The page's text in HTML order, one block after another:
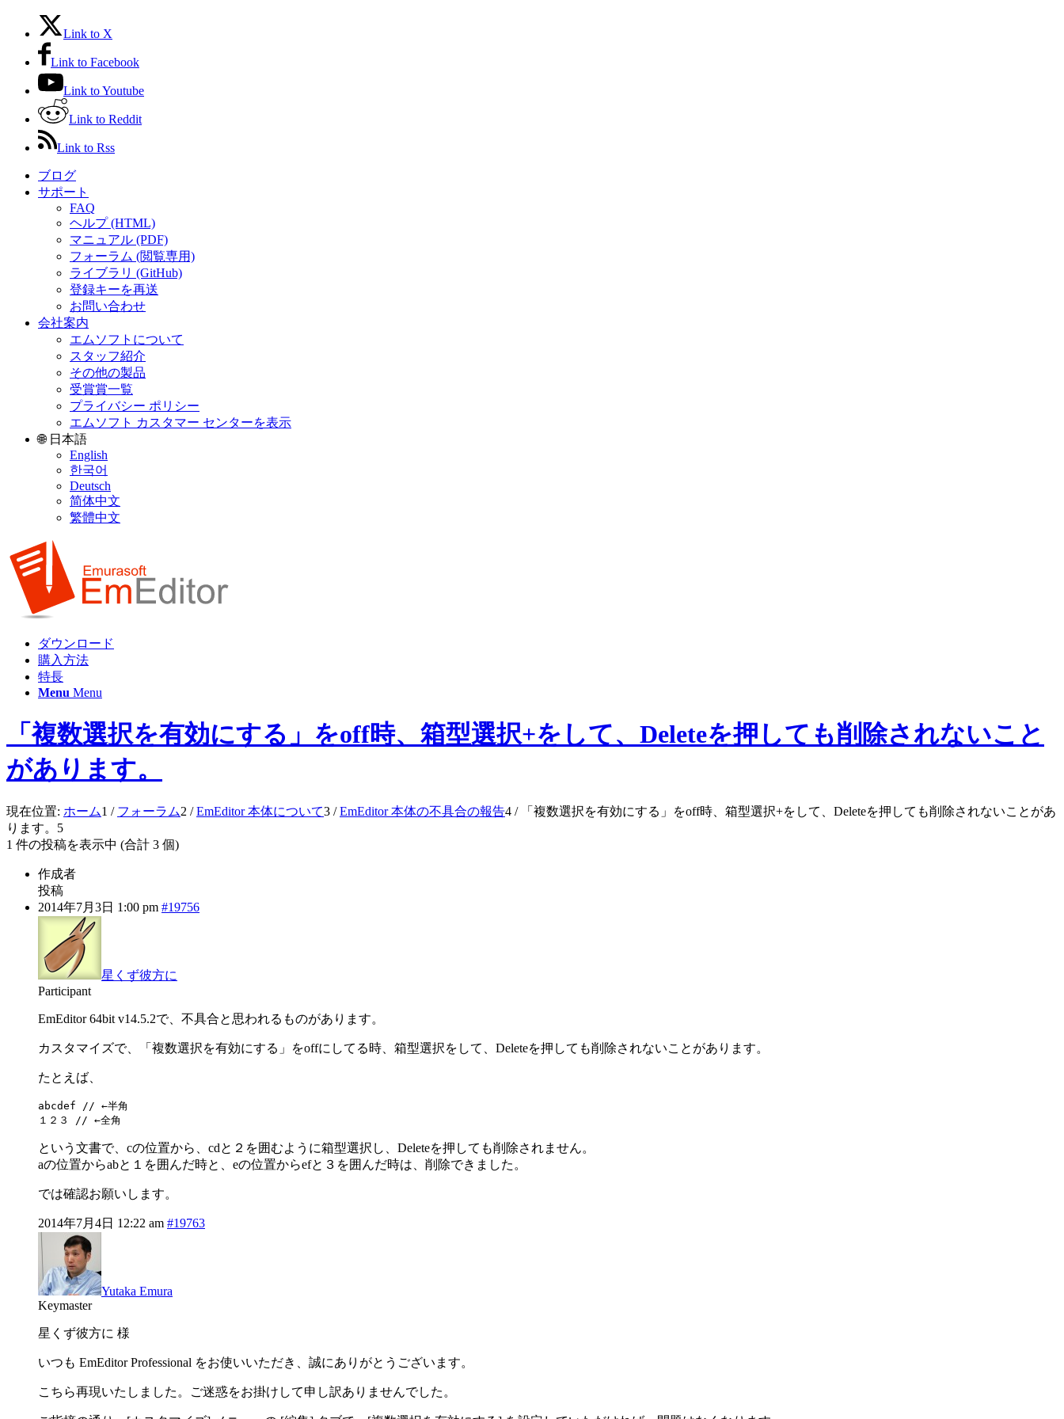
Link to X
Link to Facebook
Link to Youtube
Link to Reddit
Link to Rss
ブログ
サポート
FAQ
ヘルプ (HTML)
マニュアル (PDF)
フォーラム (閲覧専用)
ライブラリ (GitHub)
登録キーを再送
お問い合わせ
会社案内
エムソフトについて
スタッフ紹介
その他の製品
受賞賞一覧
プライバシー ポリシー
エムソフト カスタマー センターを表示
🌐 日本語
English
한국어
Deutsch
简体中文
繁體中文
ダウンロード
購入方法
特長
Menu Menu
「複数選択を有効にする」をoff時、箱型選択+をして、Deleteを押しても削除されないこと
があります。
現在位置: ホーム1 / フォーラム2 / EmEditor 本体について3 / EmEditor 本体の不具合の報告4 /
「複数選択を有効にする」をoff時、箱型選択+をして、Deleteを押しても削除されないことがあ
ります。 5
1 件の投稿を表示中 (合計 3 個)
作成者
投稿
2014年7月3日 1:00 pm #19756
星くず彼方に
Participant
EmEditor 64bit v14.5.2で、不具合と思われるものがあります。
カスタマイズで、「複数選択を有効にする」をoffにしてる時、箱型選択をして、Deleteを押しても削除されないことがあります。
たとえば、
abcdef // ←半角
１２３ // ←全角
という文書で、cの位置から、cdと２を囲むように箱型選択し、Deleteを押しても削除されません。
aの位置からabと１を囲んだ時と、eの位置からefと３を囲んだ時は、削除できました。
では確認お願いします。
2014年7月4日 12:22 am #19763
Yutaka Emura
Keymaster
星くず彼方に 様
いつも EmEditor Professional をお使いいただき、誠にありがとうございます。
こちら再現いたしました。ご迷惑をお掛けして申し訳ありませんでした。